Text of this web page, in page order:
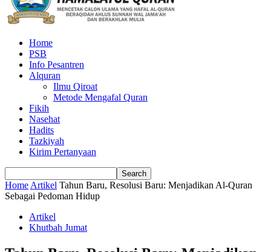
Home
PSB
Info Pesantren
Alquran
Ilmu Qiroat
Metode Mengafal Quran
Fikih
Nasehat
Hadits
Tazkiyah
Kirim Pertanyaan
Home Artikel Tahun Baru, Resolusi Baru: Menjadikan Al-Quran
Sebagai Pedoman Hidup
Artikel
Khutbah Jumat